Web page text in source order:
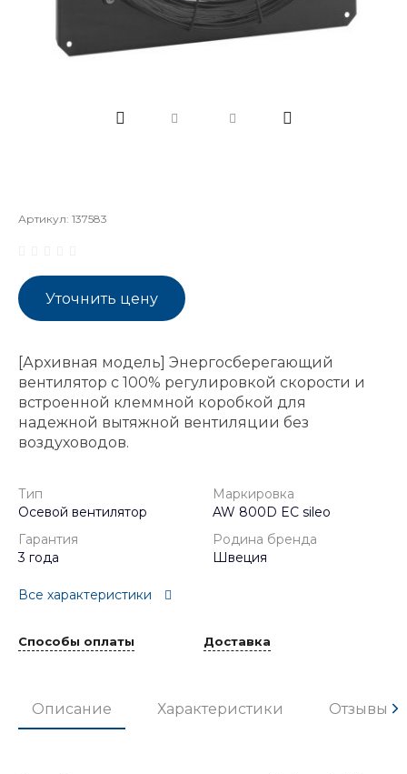
Артикул: 137583
Уточнить цену
[Архивная модель] Энергосберегающий
вентилятор с 100% регулировкой скорости и
встроенной клеммной коробкой для
надежной вытяжной вентиляции без
воздуховодов.
Тип
Осевой вентилятор
Маркировка
AW 800D EC sileo
Гарантия
3 года
Родина бренда
Швеция
Все характеристики
Способы оплаты Доставка
Описание Характеристики Отзывы